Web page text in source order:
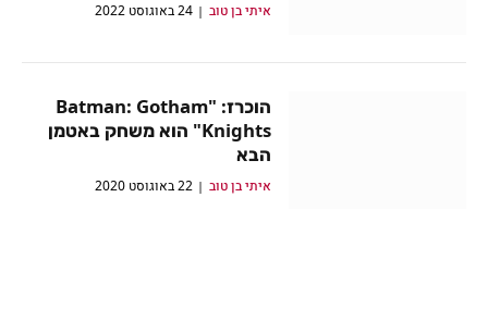
איתי בן טוב 24 באוגוסט 2022
הוכרז: "Batman: Gotham
Knights" הוא משחק באטמן
הבא
איתי בן טוב 22 באוגוסט 2020